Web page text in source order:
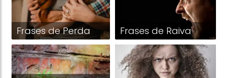
Frases de Perda Frases de Raiva